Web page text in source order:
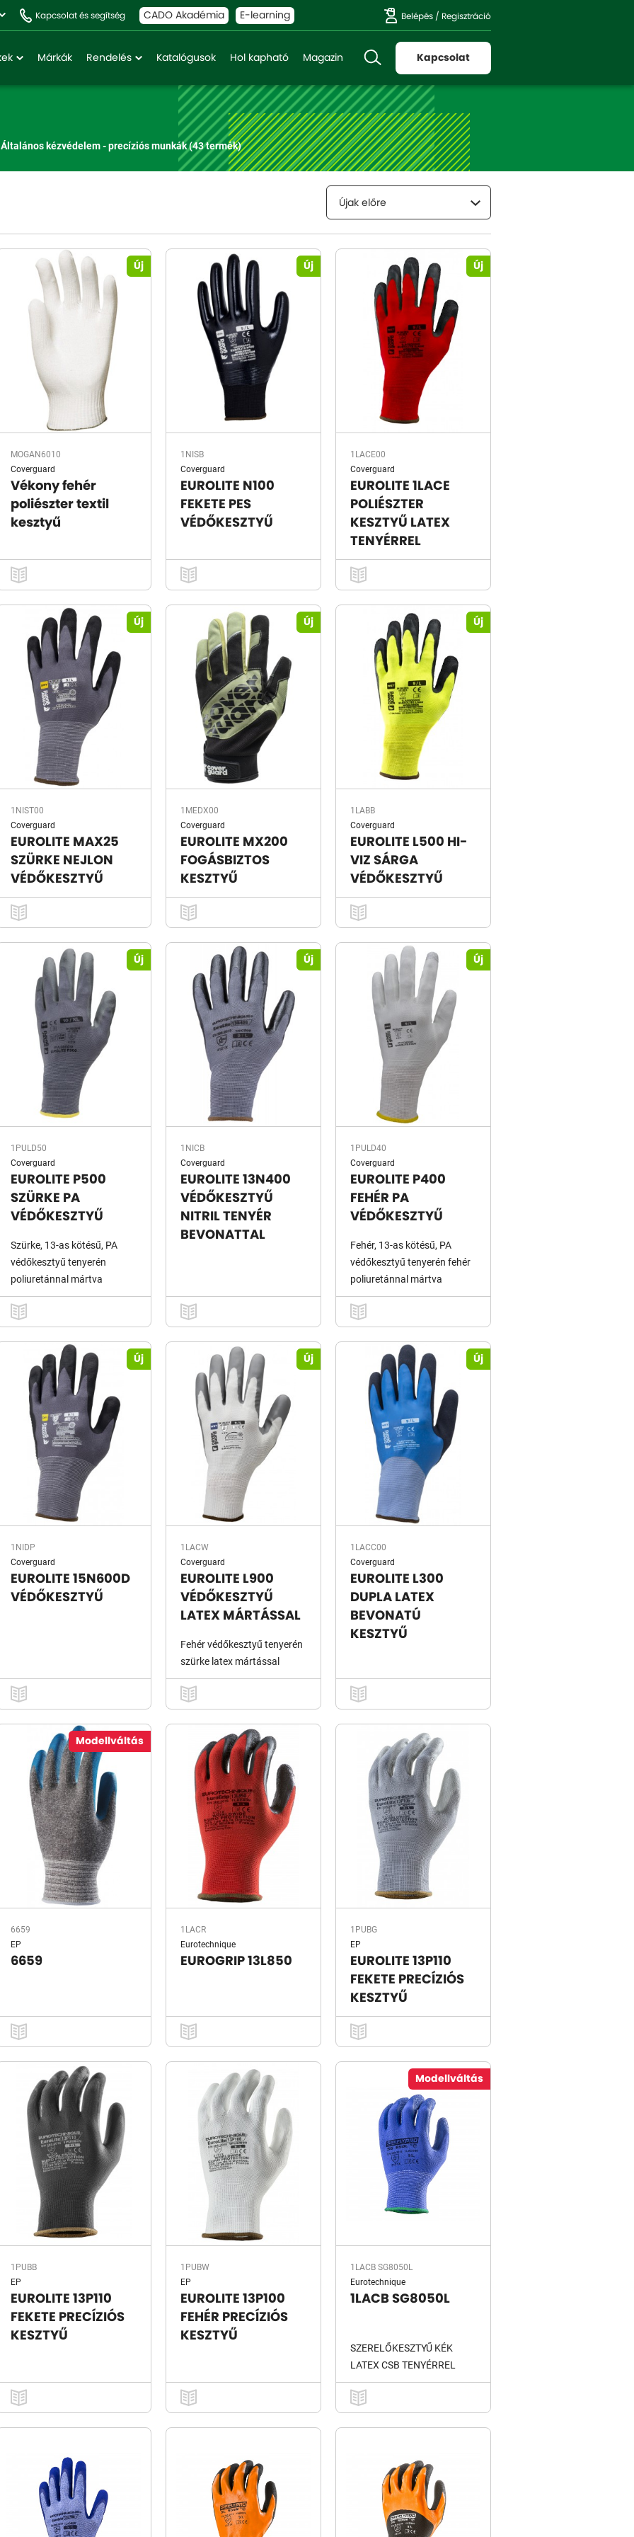
Kapcsolat és segítség CADO Akadémia E-learning Belépés / Regisztráció
Márkák Rendelés Katalógusok Hol kapható Magazin Kapcsolat
Általános kézvédelem - precíziós munkák(43 termék)
Újak előre
Új
MOGAN6010
Coverguard
Vékony fehér
poliészter textil
kesztyű
Új
1NISB
Coverguard
EUROLITE N100
FEKETE PES
VÉDŐKESZTYŰ
Új
1LACE00
Coverguard
EUROLITE 1LACE
POLIÉSZTER
KESZTYŰ LATEX
TENYÉRREL
Új
1NIST00
Coverguard
EUROLITE MAX25
SZÜRKE NEJLON
VÉDŐKESZTYŰ
Új
1MEDX00
Coverguard
EUROLITE MX200
FOGÁSBIZTOS
KESZTYŰ
Új
1LABB
Coverguard
EUROLITE L500 HI-
VIZ SÁRGA
VÉDŐKESZTYŰ
Új
1PULD50
Coverguard
EUROLITE P500
SZÜRKE PA
VÉDŐKESZTYŰ
Szürke, 13-as kötésű, PA
védőkesztyű tenyerén
poliuretánnal mártva
Új
1NICB
Coverguard
EUROLITE 13N400
VÉDŐKESZTYŰ
NITRIL TENYÉR
BEVONATTAL
Új
1PULD40
Coverguard
EUROLITE P400
FEHÉR PA
VÉDŐKESZTYŰ
Fehér, 13-as kötésű, PA
védőkesztyű tenyerén fehér
poliuretánnal mártva
Új
1NIDP
Coverguard
EUROLITE 15N600D
VÉDŐKESZTYŰ
Új
1LACW
Coverguard
EUROLITE L900
VÉDŐKESZTYŰ
LATEX MÁRTÁSSAL
Fehér védőkesztyű tenyerén
szürke latex mártással
Új
1LACC00
Coverguard
EUROLITE L300
DUPLA LATEX
BEVONATÚ
KESZTYŰ
Modellváltás
6659
EP
6659
1LACR
Eurotechnique
EUROGRIP 13L850
1PUBG
EP
EUROLITE 13P110
FEKETE PRECÍZIÓS
KESZTYŰ
1PUBB
EP
EUROLITE 13P110
FEKETE PRECÍZIÓS
KESZTYŰ
1PUBW
EP
EUROLITE 13P100
FEHÉR PRECÍZIÓS
KESZTYŰ
Modellváltás
1LACB SG8050L
Eurotechnique
1LACB SG8050L
SZERELŐKESZTYŰ KÉK
LATEX CSB TENYÉRREL